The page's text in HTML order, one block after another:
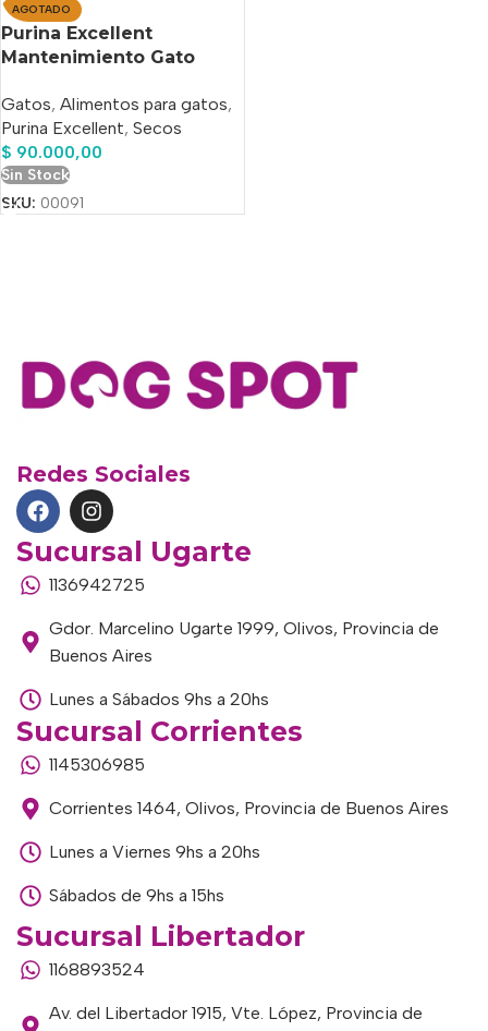
AGOTADO
Purina Excellent
Mantenimiento Gato
Gatos, Alimentos para gatos,
Purina Excellent, Secos
$ 90.000,00
Sin Stock
SKU: 00091
Redes Sociales
Sucursal Ugarte
1136942725
Gdor. Marcelino Ugarte 1999, Olivos, Provincia de
Buenos Aires
Lunes a Sábados 9hs a 20hs
Sucursal Corrientes
1145306985
Corrientes 1464, Olivos, Provincia de Buenos Aires
Lunes a Viernes 9hs a 20hs
Sábados de 9hs a 15hs
Sucursal Libertador
1168893524
Av. del Libertador 1915, Vte. López, Provincia de